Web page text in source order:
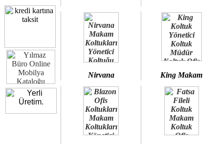
Nirvana King Makam